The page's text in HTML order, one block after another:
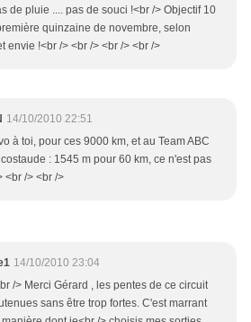
de pluie .... pas de souci !<br /> Objectif 10
quinzaine de novembre, selon
envie !<br /> <br /> <br /> <br />
14/10/2010 22:51
à toi, pour ces 9000 km, et au Team ABC
: 1545 m pour 60 km, ce n'est pas
<br /> <br />
14/10/2010 23:04
/> Merci Gérard , les pentes de ce circuit
sans être trop fortes. C'est marrant